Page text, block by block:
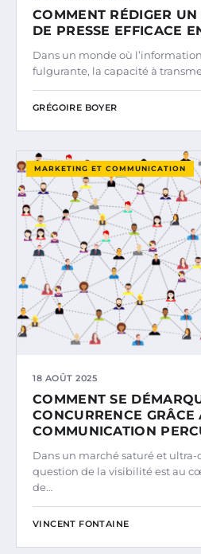
COMMENT RÉDIGER
DE PRESSE EFFICACE
Dans un monde où
fulgurante, la capacité à
GRÉGOIRE BOYER
MARKETING ET COMMUNICATION
18 AOÛT 2025
COMMENT SE
CONCURRENCE GRÂCE
COMMUNICATION
Dans un marché saturé et
question de la visibilité est au
de…
VINCENT FONTAINE